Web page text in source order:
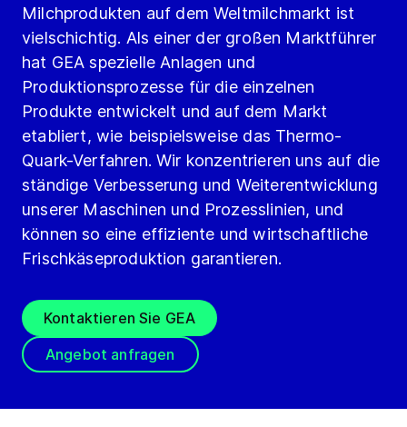
Milchprodukten auf dem Weltmilchmarkt ist
vielschichtig. Als einer der großen Marktführer
hat GEA spezielle Anlagen und
Produktionsprozesse für die einzelnen
Produkte entwickelt und auf dem Markt
etabliert, wie beispielsweise das Thermo-
Quark-Verfahren. Wir konzentrieren uns auf die
ständige Verbesserung und Weiterentwicklung
unserer Maschinen und Prozesslinien, und
können so eine effiziente und wirtschaftliche
Frischkäseproduktion garantieren.
Kontaktieren Sie GEA
Angebot anfragen